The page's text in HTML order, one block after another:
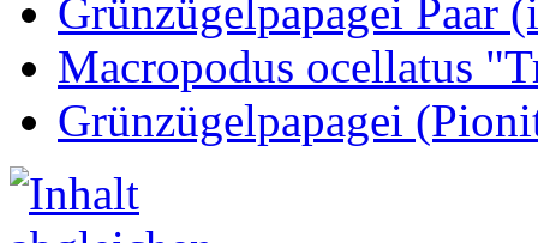
Grünzügelpapagei Paar
Macropodus ocellatus
Grünzügelpapagei